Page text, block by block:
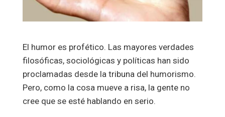
El humor es profético. Las mayores verdades
filosóficas, sociológicas y políticas han sido
proclamadas desde la tribuna del humorismo.
Pero, como la cosa mueve a risa, la gente no
cree que se esté hablando en serio.